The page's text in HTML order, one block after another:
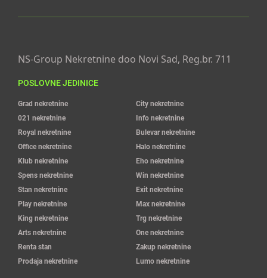
NS-Group Nekretnine doo Novi Sad, Reg.br. 711
POSLOVNE JEDINICE
Grad nekretnine
City nekretnine
021 nekretnine
Info nekretnine
Royal nekretnine
Bulevar nekretnine
Office nekretnine
Halo nekretnine
Klub nekretnine
Eho nekretnine
Spens nekretnine
Win nekretnine
Stan nekretnine
Exit nekretnine
Play nekretnine
Max nekretnine
King nekretnine
Trg nekretnine
Arts nekretnine
One nekretnine
Renta stan
Zakup nekretnine
Prodaja nekretnine
Lumo nekretnine